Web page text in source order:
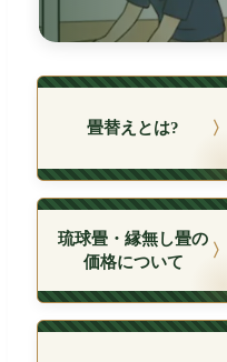
畳替えとは?
琉球畳・縁無し畳の
価格について